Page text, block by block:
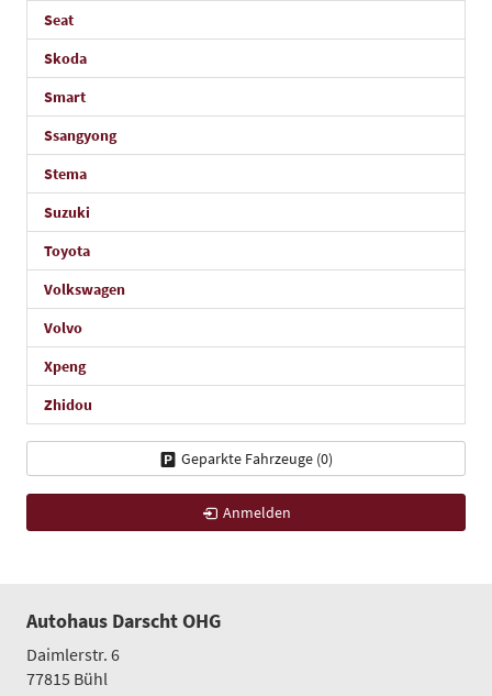
Seat
Skoda
Smart
Ssangyong
Stema
Suzuki
Toyota
Volkswagen
Volvo
Xpeng
Zhidou
Geparkte Fahrzeuge (0)
Anmelden
Autohaus Darscht OHG
Daimlerstr. 6
77815 Bühl